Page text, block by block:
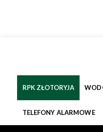
RPK ZŁOTORYJA
TELEFONY ALARMOWE